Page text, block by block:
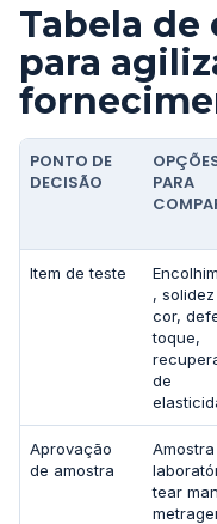
Tabela de
para
PONTO DE
DECISÃO
PARA
Item de teste
,
cor,
toque,
de
Aprovação
de amostra
tear